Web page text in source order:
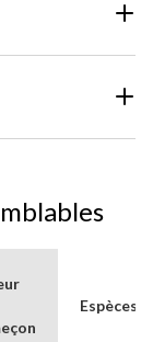
Espèces